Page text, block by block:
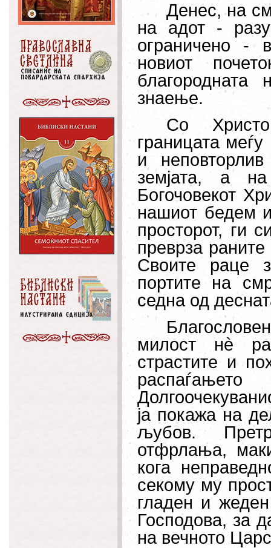
Денес, на
на адот -
ограничено -
новиот
знаење.
Со
границата
и
земјата, а
Богочовекот
нашиот бедем
просторот, ги
преврза
Своите раце
портите на
седна од
милост нè
страстите и
ја покажа на
љубов.
отфрлања,
кога
секому му
гладен и
Господова, за
на вечното